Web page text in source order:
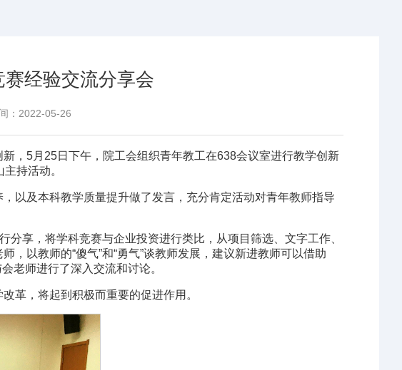
经验交流分享会
：2022-05-26
，5月25日下午，院工会组织青年教工在638会议室进行教学创新
持活动。
以及本科教学质量提升做了发言，充分肯定活动对青年教师指导
享，将学科竞赛与企业投资进行类比，从项目筛选、文字工作、
以教师的“傻气”和“勇气”谈教师发展，建议新进教师可以借助
老师进行了深入交流和讨论。
革，将起到积极而重要的促进作用。